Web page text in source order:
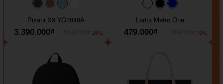
#40454a#b76e79
#9ad8e7
Pisani X9 YG1849A
3.390.000₫
-26%
#faf0e6#000000
Larita Metro One
479.000₫
-19%